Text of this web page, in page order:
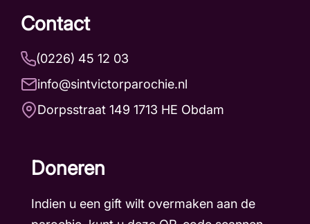
Contact
(0226) 45 12 03
info@sintvictorparochie.nl
Dorpsstraat 149 1713 HE Obdam
Doneren
Indien u een gift wilt overmaken aan de